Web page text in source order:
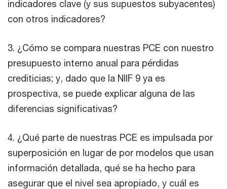
indicadores clave (y sus supuestos subyacentes)
con otros indicadores?
3. ¿Cómo se compara nuestras PCE con nuestro
presupuesto interno anual para pérdidas
crediticias; y, dado que la NIIF 9 ya es
prospectiva, se puede explicar alguna de las
diferencias significativas?
4. ¿Qué parte de nuestras PCE es impulsada por
superposición en lugar de por modelos que usan
información detallada, qué se ha hecho para
asegurar que el nivel sea apropiado, y cuál es